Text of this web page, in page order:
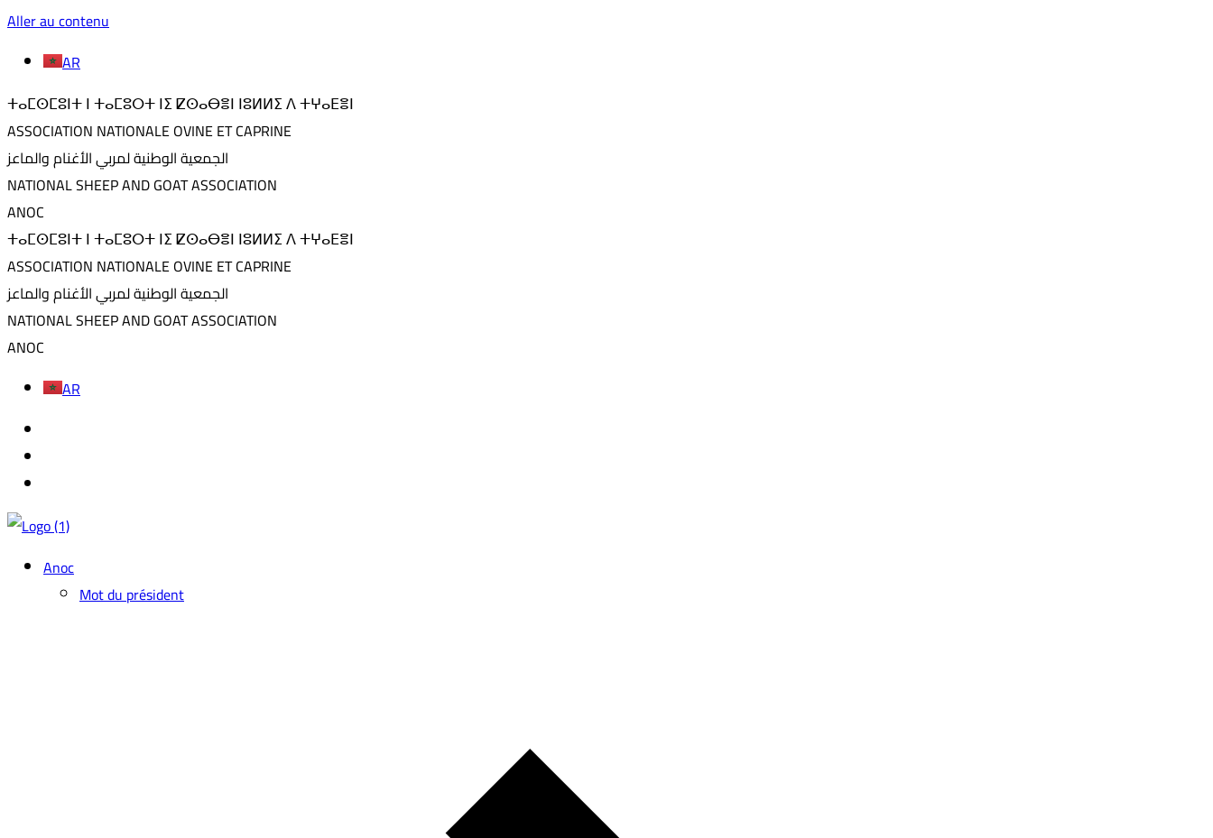
Aller au contenu
AR
ⵜⴰⵎⵙⵎⵓⵏⵜ ⵏ ⵜⴰⵎⵓⵔⵜ ⵏⵉ ⵇⵙⴰⴱⴻⵏ ⵏⵓⵍⵍⵉ ⴷ ⵜⵖⴰⴹⴻⵏ
ASSOCIATION NATIONALE OVINE ET CAPRINE
الجمعية الوطنية لمربي الأغنام والماعز
NATIONAL SHEEP AND GOAT ASSOCIATION
ANOC
ⵜⴰⵎⵙⵎⵓⵏⵜ ⵏ ⵜⴰⵎⵓⵔⵜ ⵏⵉ ⵇⵙⴰⴱⴻⵏ ⵏⵓⵍⵍⵉ ⴷ ⵜⵖⴰⴹⴻⵏ
ASSOCIATION NATIONALE OVINE ET CAPRINE
الجمعية الوطنية لمربي الأغنام والماعز
NATIONAL SHEEP AND GOAT ASSOCIATION
ANOC
AR
Anoc
Mot du président